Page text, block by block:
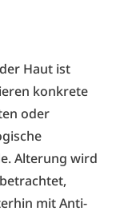
Haut ist
konkrete
oder
Alterung wird
mit Anti-